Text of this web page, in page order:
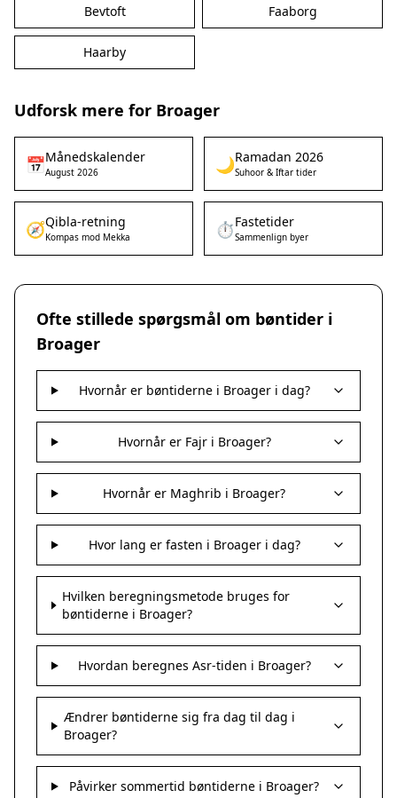
Bevtoft Faaborg
Haarby
Udforsk mere for Broager
📅Månedskalender
August 2026 🌙Ramadan 2026
Suhoor & Iftar tider
🧭Qibla-retning
Kompas mod Mekka ⏱️Fastetider
Sammenlign byer
Ofte stillede spørgsmål om bøntider i
Broager
Hvornår er bøntiderne i Broager i dag?
Hvornår er Fajr i Broager?
Hvornår er Maghrib i Broager?
Hvor lang er fasten i Broager i dag?
Hvilken beregningsmetode bruges for
bøntiderne i Broager?
Hvordan beregnes Asr-tiden i Broager?
Ændrer bøntiderne sig fra dag til dag i
Broager?
Påvirker sommertid bøntiderne i Broager?